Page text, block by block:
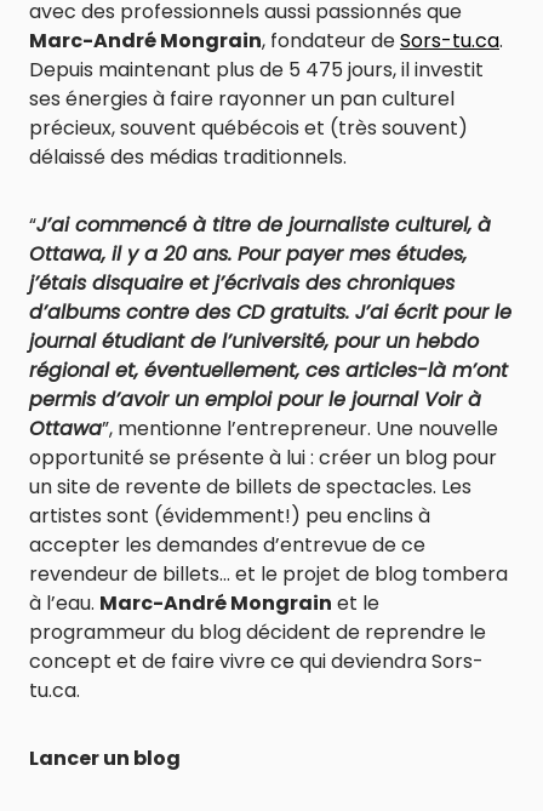
avec des professionnels aussi passionnés que
Marc-André Mongrain, fondateur deSors-tu.ca.
Depuis maintenant plus de 5 475 jours, il investit
ses énergies à faire rayonner un pan culturel
précieux, souvent québécois et (très souvent)
délaissé des médias traditionnels.
“J’ai commencé à titre de journaliste culturel, à
Ottawa, il y a 20 ans. Pour payer mes études,
j’étais disquaire et j’écrivais des chroniques
d’albums contre des CD gratuits. J’ai écrit pour le
journal étudiant de l’université, pour un hebdo
régional et, éventuellement, ces articles-là m’ont
permis d’avoir un emploi pour le journal Voir à
Ottawa”, mentionne l’entrepreneur. Une nouvelle
opportunité se présente à lui : créer un blog pour
un site de revente de billets de spectacles. Les
artistes sont (évidemment!) peu enclins à
accepter les demandes d’entrevue de ce
revendeur de billets… et le projet de blog tombera
à l’eau. Marc-André Mongrain et le
programmeur du blog décident de reprendre le
concept et de faire vivre ce qui deviendra Sors-
tu.ca.
Lancer un blog